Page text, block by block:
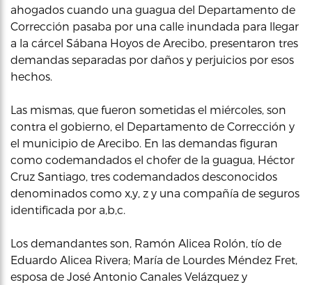
ahogados cuando una guagua del Departamento de
Corrección pasaba por una calle inundada para llegar
a la cárcel Sábana Hoyos de Arecibo, presentaron tres
demandas separadas por daños y perjuicios por esos
hechos.
Las mismas, que fueron sometidas el miércoles, son
contra el gobierno, el Departamento de Corrección y
el municipio de Arecibo. En las demandas figuran
como codemandados el chofer de la guagua, Héctor
Cruz Santiago, tres codemandados desconocidos
denominados como x,y, z y una compañía de seguros
identificada por a,b,c.
Los demandantes son, Ramón Alicea Rolón, tío de
Eduardo Alicea Rivera; María de Lourdes Méndez Fret,
esposa de José Antonio Canales Velázquez y